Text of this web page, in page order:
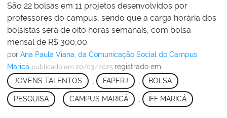
São 22 bolsas em 11 projetos desenvolvidos por
professores do campus, sendo que a carga horária dos
bolsistas será de oito horas semanais, com bolsa
mensal de R$ 300,00.
por Ana Paula Viana, da Comunicação Social do Campus
Maricá publicado em 20/03/2025 registrado em:
JOVENS TALENTOS
, FAPERJ , BOLSA ,
PESQUISA CAMPUS MARICÁ IFF MARICÁ